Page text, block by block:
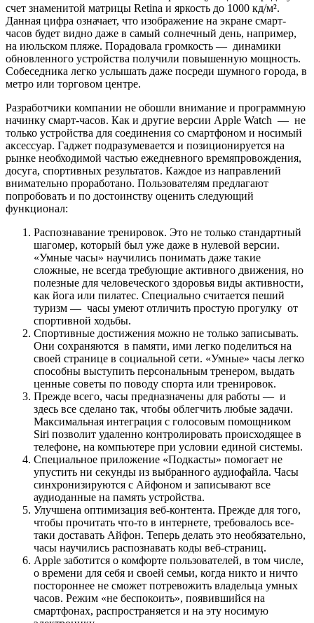
счет знаменитой матрицы Retina и яркость до 1000 кд/м².
Данная цифра означает, что изображение на экране смарт-
часов будет видно даже в самый солнечный день, например,
на июльском пляже. Порадовала громкость — динамики
обновленного устройства получили повышенную мощность.
Собеседника легко услышать даже посреди шумного города, в
метро или торговом центре.
Разработчики компании не обошли внимание и программную
начинку смарт-часов. Как и другие версии Apple Watch — не
только устройства для соединения со смартфоном и носимый
аксессуар. Гаджет подразумевается и позиционируется на
рынке необходимой частью ежедневного времяпровождения,
досуга, спортивных результатов. Каждое из направлений
внимательно проработано. Пользователям предлагают
попробовать и по достоинству оценить следующий
функционал:
Распознавание тренировок. Это не только стандартный
шагомер, который был уже даже в нулевой версии.
«Умные часы» научились понимать даже такие
сложные, не всегда требующие активного движения, но
полезные для человеческого здоровья виды активности,
как йога или пилатес. Специально считается пеший
туризм — часы умеют отличить простую прогулку от
спортивной ходьбы.
Спортивные достижения можно не только записывать.
Они сохраняются в памяти, ими легко поделиться на
своей странице в социальной сети. «Умные» часы легко
способны выступить персональным тренером, выдать
ценные советы по поводу спорта или тренировок.
Прежде всего, часы предназначены для работы — и
здесь все сделано так, чтобы облегчить любые задачи.
Максимальная интеграция с голосовым помощником
Siri позволит удаленно контролировать происходящее в
телефоне, на компьютере при условии единой системы.
Специальное приложение «Подкасты» помогает не
упустить ни секунды из выбранного аудиофайла. Часы
синхронизируются с Айфоном и записывают все
аудиоданные на память устройства.
Улучшена оптимизация веб-контента. Прежде для того,
чтобы прочитать что-то в интернете, требовалось все-
таки доставать Айфон. Теперь делать это необязательно,
часы научились распознавать коды веб-страниц.
Apple заботится о комфорте пользователей, в том числе,
о времени для себя и своей семьи, когда никто и ничто
постороннее не сможет потревожить владельца умных
часов. Режим «не беспокоить», появившийся на
смартфонах, распространяется и на эту носимую